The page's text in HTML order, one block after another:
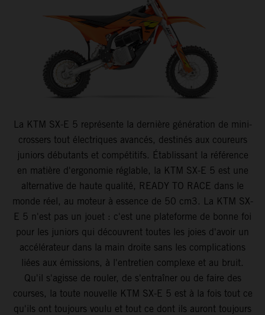
La KTM SX-E 5 représente la dernière génération de mini-
crossers tout électriques avancés, destinés aux coureurs
juniors débutants et compétitifs. Établissant la référence
en matière d'ergonomie réglable, la KTM SX-E 5 est une
alternative de haute qualité, READY TO RACE dans le
monde réel, au moteur à essence de 50 cm3. La KTM SX-
E 5 n'est pas un jouet : c'est une plateforme de bonne foi
pour les juniors qui découvrent toutes les joies d'avoir un
accélérateur dans la main droite sans les complications
liées aux émissions, à l'entretien complexe et au bruit.
Qu'il s'agisse de rouler, de s'entraîner ou de faire des
courses, la toute nouvelle KTM SX-E 5 est à la fois tout ce
qu'ils ont toujours voulu et tout ce dont ils auront toujours